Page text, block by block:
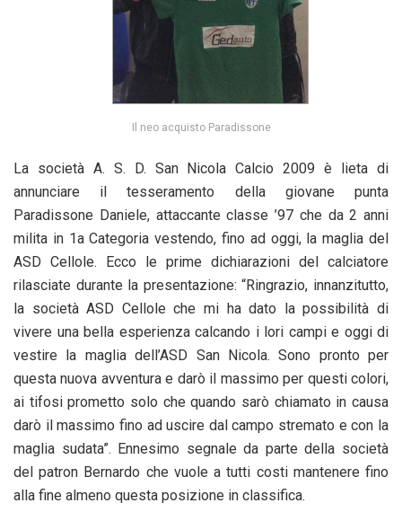
Il neo acquisto Paradissone
La società A. S. D. San Nicola Calcio 2009 è lieta di
annunciare il tesseramento della giovane punta
Paradissone Daniele, attaccante classe ’97 che da 2 anni
milita in 1a Categoria vestendo, fino ad oggi, la maglia del
ASD Cellole. Ecco le prime dichiarazioni del calciatore
rilasciate durante la presentazione: “Ringrazio, innanzitutto,
la società ASD Cellole che mi ha dato la possibilità di
vivere una bella esperienza calcando i lori campi e oggi di
vestire la maglia dell’ASD San Nicola. Sono pronto per
questa nuova avventura e darò il massimo per questi colori,
ai tifosi prometto solo che quando sarò chiamato in causa
darò il massimo fino ad uscire dal campo stremato e con la
maglia sudata”. Ennesimo segnale da parte della società
del patron Bernardo che vuole a tutti costi mantenere fino
alla fine almeno questa posizione in classifica.